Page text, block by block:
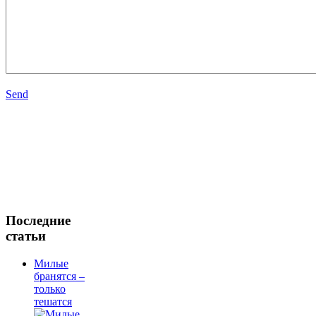
Send
Последние
статьи
Милые
бранятся –
только
тешатся